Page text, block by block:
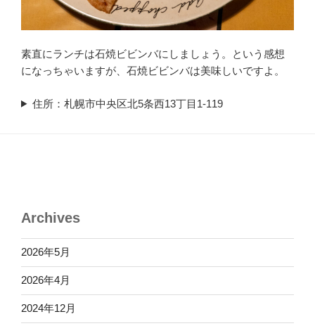
素直にランチは石焼ビビンバにしましょう。という感想
になっちゃいますが、石焼ビビンバは美味しいですよ。
住所：札幌市中央区北5条西13丁目1-119
Archives
2026年5月
2026年4月
2024年12月